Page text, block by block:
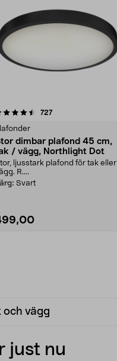
727recensioner
dimbar plafond 45 cm,
/ vägg, Northlight Dot
ljusstark plafond för tak eller
R....
Svart
4.5 av 5 stjärnor
och vägg
just nu